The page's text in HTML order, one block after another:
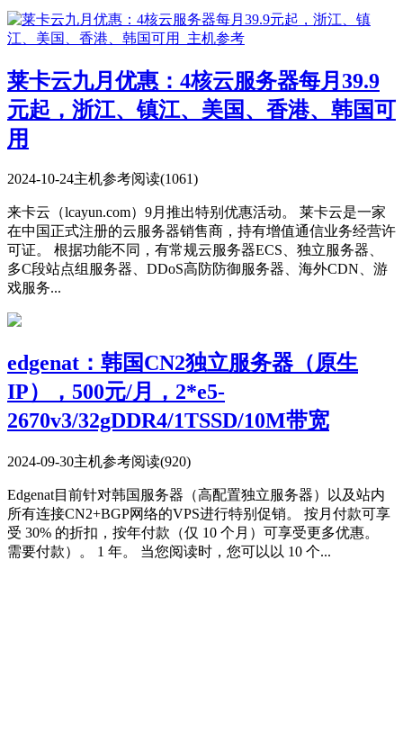
莱卡云九月优惠：4核云服务器每月39.9
元起，浙江、镇江、美国、香港、韩国可
用
2024-10-24主机参考阅读(1061)
来卡云（lcayun.com）9月推出特别优惠活动。 莱卡云是一家
在中国正式注册的云服务器销售商，持有增值通信业务经营许
可证。 根据功能不同，有常规云服务器ECS、独立服务器、
多C段站点组服务器、DDoS高防防御服务器、海外CDN、游
戏服务...
edgenat：韩国CN2独立服务器（原生
IP），500元/月，2*e5-
2670v3/32gDDR4/1TSSD/10M带宽
2024-09-30主机参考阅读(920)
Edgenat目前针对韩国服务器（高配置独立服务器）以及站内
所有连接CN2+BGP网络的VPS进行特别促销。 按月付款可享
受 30% 的折扣，按年付款（仅 10 个月）可享受更多优惠。
需要付款）。 1 年。 当您阅读时，您可以以 10 个...